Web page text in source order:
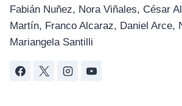
Fabián Nuñez, Nora Viñales, César
Martín, Franco Alcaraz, Daniel Arce,
Mariangela Santilli